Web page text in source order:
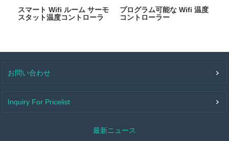
スマート Wifi ルーム サーモ
スタット温度コントローラ
プログラム可能な Wifi 温度
コントローラー
お問い合わせ
Inquiry For Pricelist
最新ニュース